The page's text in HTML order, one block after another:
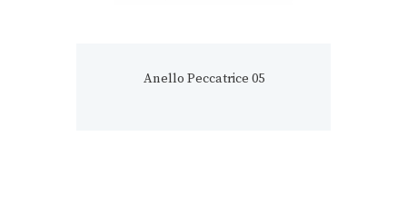
Anello Peccatrice 05